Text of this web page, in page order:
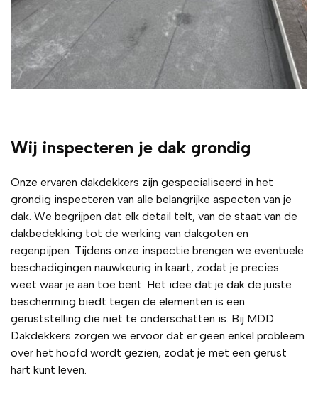
Wij inspecteren je dak grondig
Onze ervaren dakdekkers zijn gespecialiseerd in het
grondig inspecteren van alle belangrijke aspecten van je
dak. We begrijpen dat elk detail telt, van de staat van de
dakbedekking tot de werking van dakgoten en
regenpijpen. Tijdens onze inspectie brengen we eventuele
beschadigingen nauwkeurig in kaart, zodat je precies
weet waar je aan toe bent. Het idee dat je dak de juiste
bescherming biedt tegen de elementen is een
geruststelling die niet te onderschatten is. Bij MDD
Dakdekkers zorgen we ervoor dat er geen enkel probleem
over het hoofd wordt gezien, zodat je met een gerust
hart kunt leven.